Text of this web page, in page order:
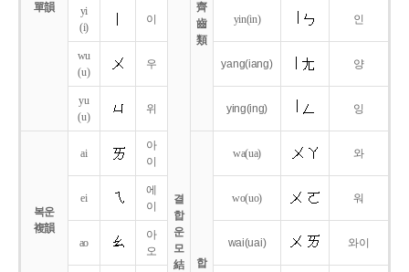
單韻
결
합
운
모
結
齊
齒
類
yi
(i)
이 yin(in) 인
wu
(u)
우 yang(iang) 양
yu
(u)
위 ying(ing) 잉
복운
複韻
ai
아
이
합
wa(ua) 와
ei
에
이
wo(uo) 워
ao
아
오
wai(uai) 와이